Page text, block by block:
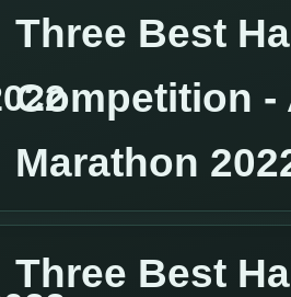
Three Best
Competition -
Marathon
Three Best